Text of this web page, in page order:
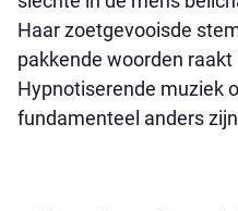
Haar zoetgevooisde
pakkende woorden
Hypnotiserende muziek
fundamenteel anders